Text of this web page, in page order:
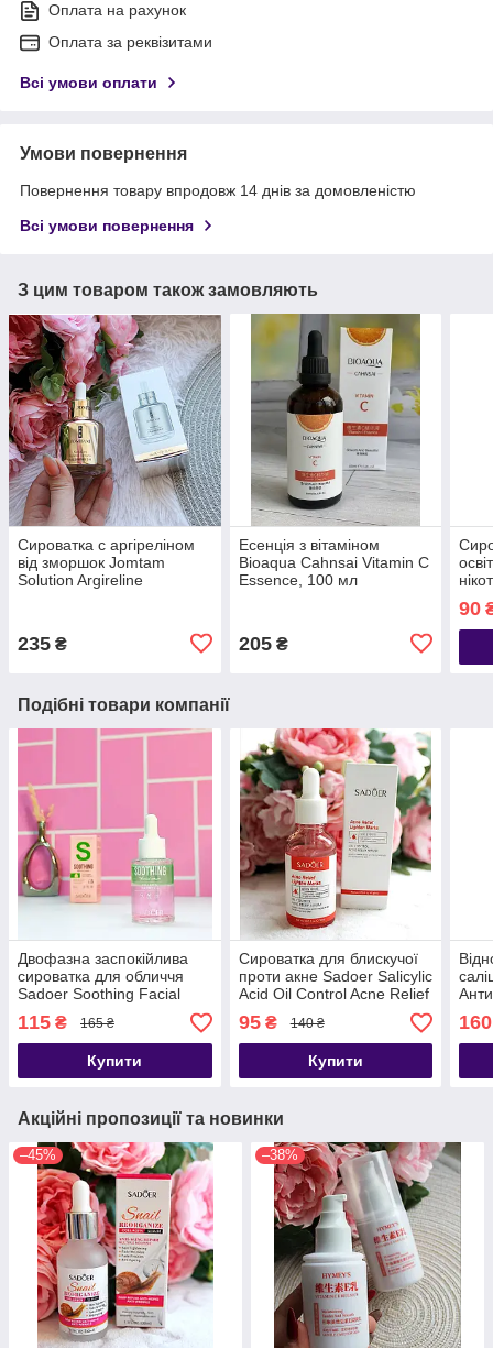
Оплата на рахунок
Оплата за реквізитами
Всі умови оплати
Умови повернення
Повернення товару впродовж 14 днів за домовленістю
Всі умови повернення
З цим товаром також замовляють
Сироватка c аргіреліном
від зморшок Jomtam
Solution Argireline
235 ₴
Есенція з вітаміном
Bioaqua Cahnsai Vitamin C
Essence, 100 мл
205₴
90
Подібні товари компанії
Двофазна заспокійлива
сироватка для обличчя
Sadoer Soothing Facial
Serum з колагеном та
олією чайного дерева
115 ₴ 165 ₴
Купити
Сироватка для блискучої
проти акне Sadoer Salicylic
Acid Oil Control Acne Relief
Serum
95₴ 140 ₴
Купити
160
Акційні пропозиції та новинки
–45% –38%